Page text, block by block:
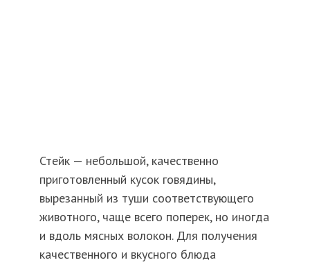
Стейк — небольшой, качественно
приготовленный кусок говядины,
вырезанный из туши соответствующего
животного, чаще всего поперек, но иногда
и вдоль мясных волокон. Для получения
качественного и вкусного блюда